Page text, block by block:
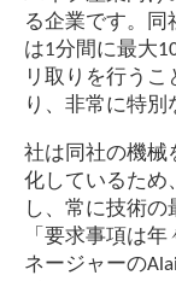
る企業です。同
は1分間に最大
リ取りを行う
り、非常に特別
社は同社の機械
化しているため
し、常に技術の
「要求事項は
ネージャーの